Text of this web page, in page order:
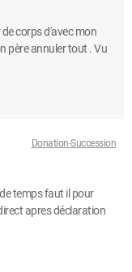
corps d'avec mon
père annuler tout . Vu
Donation-Succession
temps faut il pour
apres déclaration